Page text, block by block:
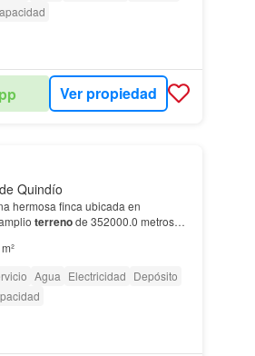
Ver propiedad
Quindío
hermosa finca ubicada en
terrenode 352000.0 metros
destinado…
Agua Electricidad Depósito